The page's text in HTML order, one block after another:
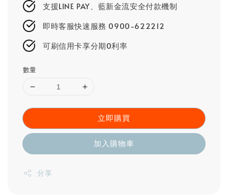
支援LINE PAY、藍新金流安全付款機制
即時客服快速服務 0900-622212
可刷信用卡享分期0利率
數量
立即購買
加入購物車
分享